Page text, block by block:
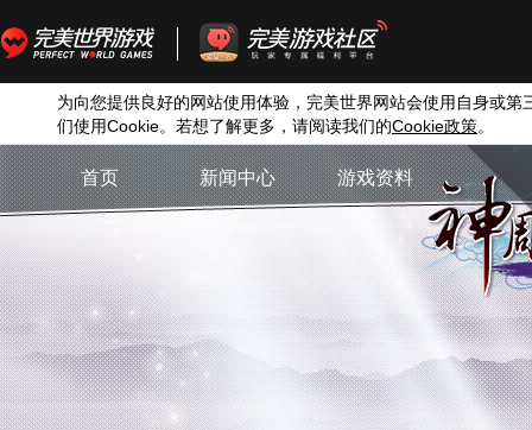
为向您提供良好的网站使用体验，完美世界网站会使用自身或第
们使用Cookie。若想了解更多，请阅读我们的Cookie政策。
首页 新闻中心 游戏资料